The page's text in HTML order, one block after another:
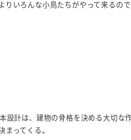
りいろんな小鳥たちがやって来るの
設計は、建物の骨格を決める大切な
ってくる。